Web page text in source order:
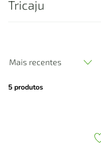
Tricaju
Mais recentes
5 produtos
perfume
4º air fryer